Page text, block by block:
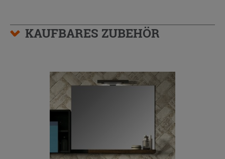
KAUFBARES ZUBEHÖR